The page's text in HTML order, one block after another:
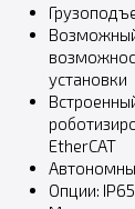
установки
EtherCAT
Опции: